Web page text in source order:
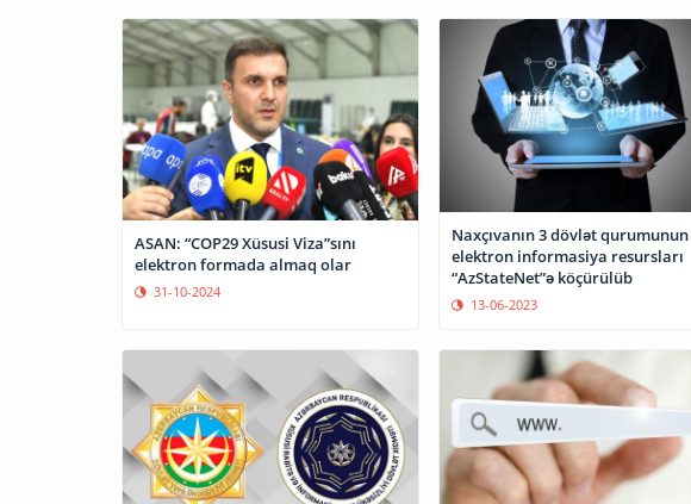
ASAN: “COP29 Xüsusi Viza”sını
elektron formada almaq olar
31-10-2024
Naxçıvanın 3 dövlət qurumunun
elektron informasiya resursları
“AzStateNet”ə köçürülüb
13-06-2023